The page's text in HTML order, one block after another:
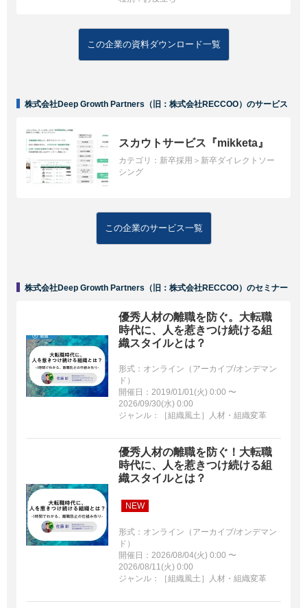
この企業の資料ダウンロード一覧
株式会社Deep Growth Partners（旧：株式会社RECCOO）のサービス
スカウトサービス『mikketa』
カテゴリ： 新卒採用＞新卒ダイレクトソー
シング
この企業のサービス一覧
株式会社Deep Growth Partners（旧：株式会社RECCOO）のセミナー
優秀人材の離職を防ぐ。大転職
時代に、人を惹きつけ続ける組
織スタイルとは？
形式：オンライン（アーカイブ/オンデマン
ド）
開催日：2019/01/01(火) 0:00 〜
2026/09/30(水) 0:00
ジャンル：［組織風土］人材・組織変革
優秀人材の離職を防ぐ！大転職
時代に、人を惹きつけ続ける組
織スタイルとは？
NEW
形式：オンライン（アーカイブ/オンデマン
ド）
開催日：2026/08/04(火) 0:00 〜
2026/08/11(火) 0:00
ジャンル：［組織風土］人材・組織変革